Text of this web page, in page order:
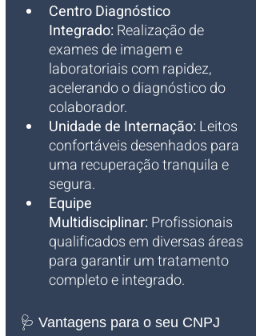
Centro Diagnóstico
Integrado: Realização de
exames de imagem e
laboratoriais com rapidez,
acelerando o diagnóstico do
colaborador.
Unidade de Internação: Leitos
confortáveis desenhados para
uma recuperação tranquila e
segura.
Equipe
Multidisciplinar: Profissionais
qualificados em diversas áreas
para garantir um tratamento
completo e integrado.
🩺 Vantagens para o seu CNPJ